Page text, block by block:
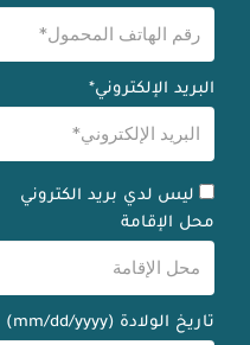
البريد الإلكتروني*
ليس لدي بريد الكتروني
تاريخ الولادة (mm/dd/yyyy)
محل الإقامة